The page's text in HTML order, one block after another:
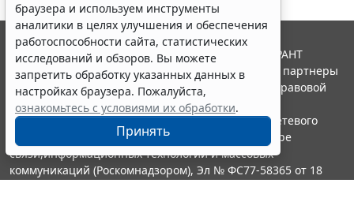
браузера и используем инструменты
аналитики в целях улучшения и обеспечения
работоспособности сайта, статистических
исследований и обзоров. Вы можете
запретить обработку указанных данных в
настройках браузера. Пожалуйста,
ознакомьтесь с условиями их обработки.
Принять
© ООО "НПП "ГАРАНТ-СЕРВИС", 2026. Система ГАРАНТ
выпускается с 1990 года. Компания "Гарант" и ее партнеры
являются участниками Российской ассоциации правовой
информации ГАРАНТ.
Портал ГАРАНТ.РУ зарегистрирован в качестве сетевого
издания Федеральной службой по надзору в сфере
связи,информационных технологий и массовых
коммуникаций (Роскомнадзором), Эл № ФС77-58365 от 18